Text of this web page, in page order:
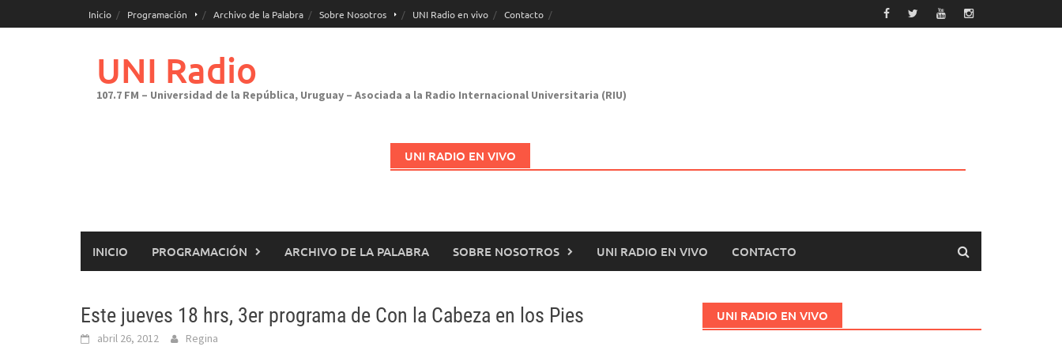
al
Inicio Programación Archivo de la Palabra Sobre Nosotros UNI Radio en vivo Contacto
UNI Radio
107.7 FM – Universidad de la República, Uruguay – Asociada a la Radio Internacional Universitaria (RIU)
UNI RADIO EN VIVO
INICIO PROGRAMACIÓN ARCHIVO DE LA PALABRA SOBRE NOSOTROS UNI RADIO EN VIVO CONTACTO
Este jueves 18 hrs, 3er programa de Con la Cabeza en los Pies
abril 26, 2012 Regina
UNI RADIO EN VIVO